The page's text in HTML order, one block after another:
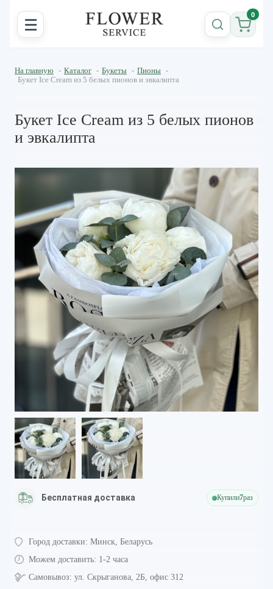
☰ 0
На главную - Каталог - Букеты - Пионы -
Букет Ice Cream из 5 белых пионов и эвкалипта
Букет Ice Cream из 5 белых пионов
и эвкалипта
Бесплатная доставка Купили7раз
Город доставки: Минск, Беларусь
Можем доставить: 1-2 часа
Самовывоз: ул. Скрыганова, 2Б, офис 312